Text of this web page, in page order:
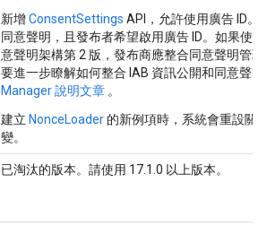
新增ConsentSettings API，允許使用廣告 ID。
同意聲明，且發布者希望啟用廣告 ID。如果使
意聲明架構第 2 版，發布商應整合同意聲明管
要進一步瞭解如何整合 IAB 資訊公開和同意聲
Manager 說明文章 。
建立 NonceLoader 的新例項時，系統會重設關
變。
已淘汰的版本。 請使用 17.1.0 以上版本。